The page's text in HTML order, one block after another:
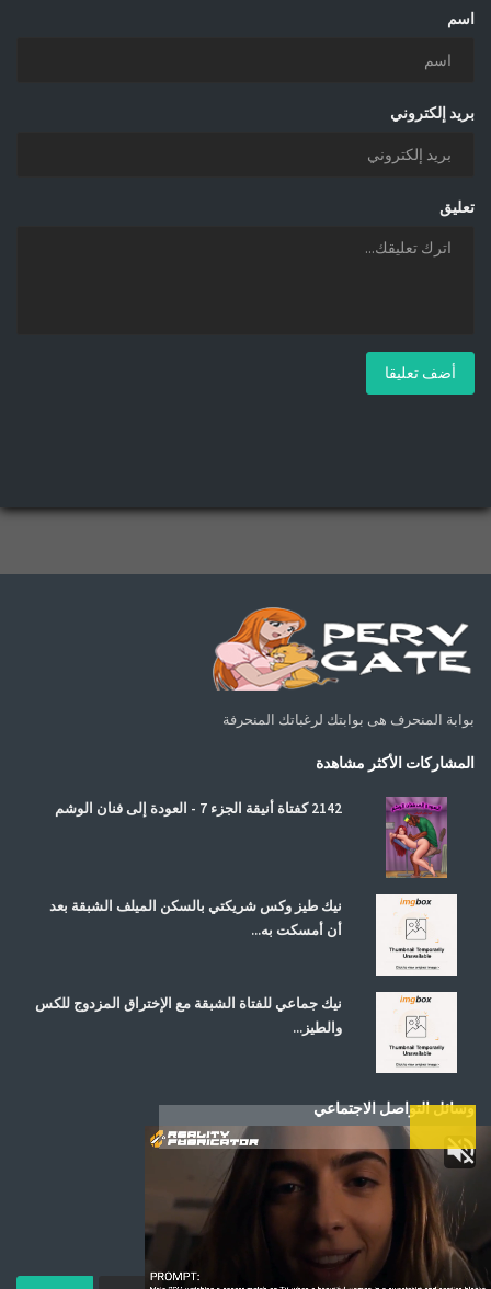
اسم
بريد إلكتروني
تعليق
أضف تعليقا
بوابة المنحرف هى بوابتك لرغباتك المنحرفة
المشاركات الأكثر مشاهدة
2142 كفتاة أنيقة الجزء 7 - العودة إلى فنان الوشم
نيك طيز وكس شريكتي بالسكن الميلف الشبقة بعد
أن أمسكت به...
نيك جماعي للفتاة الشبقة مع الإختراق المزدوج للكس
والطيز...
وسائل التواصل الاجتماعي
اشترك في صحيفتنا الإخبارية